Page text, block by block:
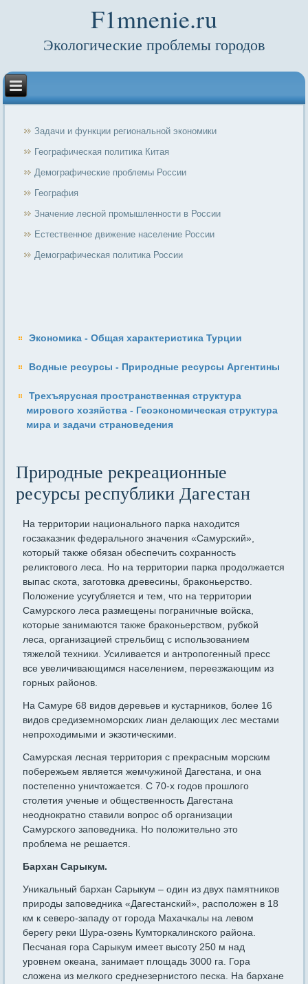
F1mnenie.ru
Экологические проблемы городов
Задачи и функции региональной экономики
Географическая политика Китая
Демографические проблемы России
География
Значение лесной промышленности в России
Естественное движение население России
Демографическая политика России
Экономика - Общая характеристика Турции
Водные ресурсы - Природные ресурсы Аргентины
Трехъярусная пространственная структура
мирового хозяйства - Геоэкономическая структура
мира и задачи страноведения
Природные рекреационные
ресурсы республики Дагестан
На территории национального парка находится
госзаказник федерального значения «Самурский»,
который также обязан обеспечить сохранность
реликтового леса. Но на территории парка продолжается
выпас скота, заготовка древесины, браконьерство.
Положение усугубляется и тем, что на территории
Самурского леса размещены пограничные войска,
которые занимаются также браконьерством, рубкой
леса, организацией стрельбищ с использованием
тяжелой техники. Усиливается и антропогенный пресс
все увеличивающимся населением, переезжающим из
горных районов.
На Самуре 68 видов деревьев и кустарников, более 16
видов средиземноморских лиан делающих лес местами
непроходимыми и экзотическими.
Самурская лесная территория с прекрасным морским
побережьем является жемчужиной Дагестана, и она
постепенно уничтожается. С 70-х годов прошлого
столетия ученые и общественность Дагестана
неоднократно ставили вопрос об организации
Самурского заповедника. Но положительно это
проблема не решается.
Бархан Сарыкум.
Уникальный бархан Сарыкум – один из двух памятников
природы заповедника «Дагестанский», расположен в 18
км к северо-западу от города Махачкалы на левом
берегу реки Шура-озень Кумторкалинского района.
Песчаная гора Сарыкум имеет высоту 250 м над
уровнем океана, занимает площадь 3000 га. Гора
сложена из мелкого среднезернистого песка. На бархане